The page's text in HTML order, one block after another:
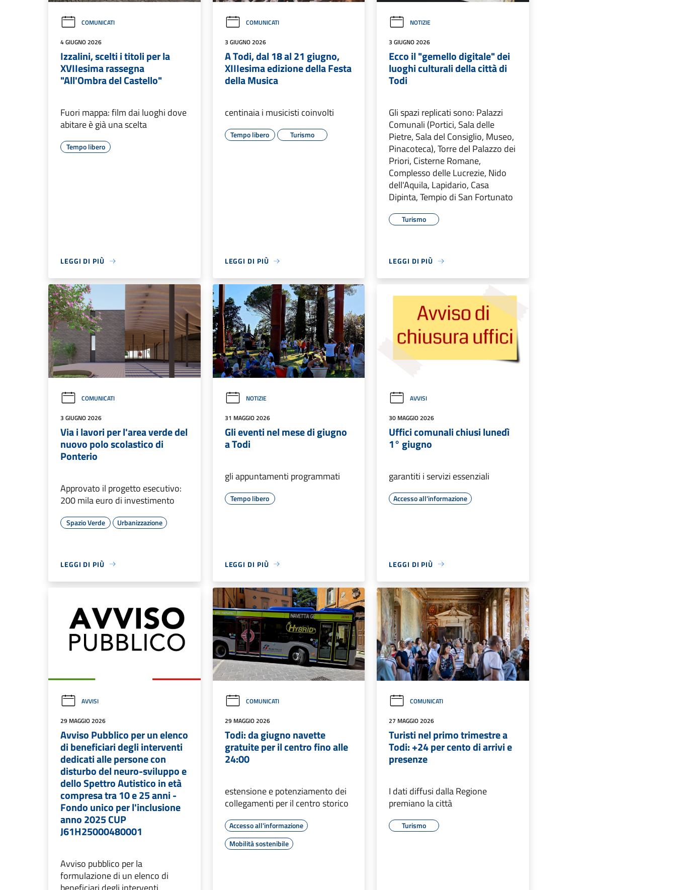
COMUNICATI
4 GIUGNO 2026
Izzalini, scelti i titoli per la
XVIIesima rassegna
"All'Ombra del Castello"
Fuori mappa: film dai luoghi dove
abitare è già una scelta
Tempo libero
LEGGI DI PIÙ
COMUNICATI
3 GIUGNO 2026
A Todi, dal 18 al 21 giugno,
XIIIesima edizione della Festa
della Musica
centinaia i musicisti coinvolti
Tempo libero Turismo
LEGGI DI PIÙ
NOTIZIE
3 GIUGNO 2026
Ecco il "gemello digitale" dei
luoghi culturali della città di
Todi
Gli spazi replicati sono: Palazzi
Comunali (Portici, Sala delle
Pietre, Sala del Consiglio, Museo,
Pinacoteca), Torre del Palazzo dei
Priori, Cisterne Romane,
Complesso delle Lucrezie, Nido
dell'Aquila, Lapidario, Casa
Dipinta, Tempio di San Fortunato
Turismo
LEGGI DI PIÙ
COMUNICATI
3 GIUGNO 2026
Via i lavori per l'area verde del
nuovo polo scolastico di
Ponterio
Approvato il progetto esecutivo:
200 mila euro di investimento
Spazio Verde Urbanizzazione
LEGGI DI PIÙ
NOTIZIE
31 MAGGIO 2026
Gli eventi nel mese di giugno
a Todi
gli appuntamenti programmati
Tempo libero
LEGGI DI PIÙ
AVVISI
30 MAGGIO 2026
Uffici comunali chiusi lunedì
1° giugno
garantiti i servizi essenziali
Accesso all'informazione
LEGGI DI PIÙ
AVVISI
29 MAGGIO 2026
Avviso Pubblico per un elenco
di beneficiari degli interventi
dedicati alle persone con
disturbo del neuro-sviluppo e
dello Spettro Autistico in età
compresa tra 10 e 25 anni -
Fondo unico per l'inclusione
anno 2025 CUP
J61H25000480001
Avviso pubblico per la
formulazione di un elenco di
COMUNICATI
29 MAGGIO 2026
Todi: da giugno navette
gratuite per il centro fino alle
24:00
estensione e potenziamento dei
collegamenti per il centro storico
Accesso all'informazione
Mobilità sostenibile
COMUNICATI
27 MAGGIO 2026
Turisti nel primo trimestre a
Todi: +24 per cento di arrivi e
presenze
I dati diffusi dalla Regione
premiano la città
Turismo